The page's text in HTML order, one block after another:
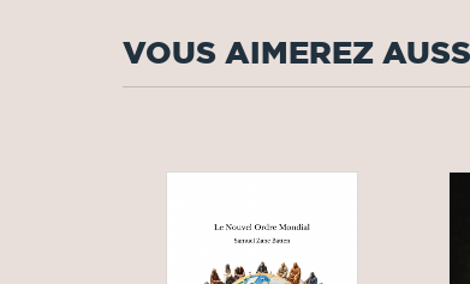
VOUS AIMEREZ